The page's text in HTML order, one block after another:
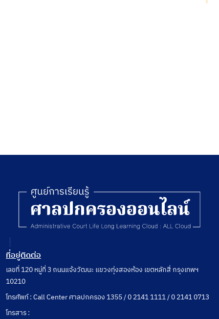
ที่อยู่ติดต่อ
เลขที่ 120 หมู่ที่ 3 ถนนแจ้งวัฒนะ แขวงทุ่งสองห้อง เขตหลักสี่ กรุงเทพฯ
10210
โทรศัพท์ : Call Center ศาลปกครอง 1355 / 0 2141 1111 / 0 2141 0713
โทรสาร :